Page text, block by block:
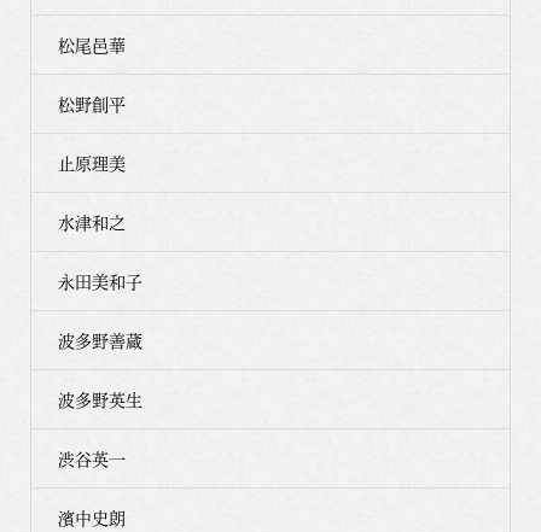
松尾邑華
松野創平
止原理美
水津和之
永田美和子
波多野善蔵
波多野英生
渋谷英一
濱中史朗